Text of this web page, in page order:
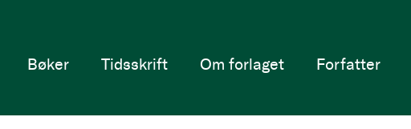
Hjem
Bøker Tidsskrift Om forlaget Forfatter